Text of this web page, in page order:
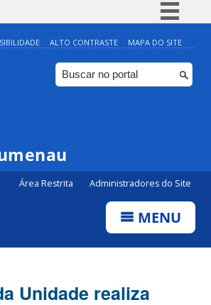
Simplifique!
Comunica BR
Participe
ALTO CONTRASTE MAPA DO SITE
Área Restrita Administradores do Site
MENU
Unidade realiza